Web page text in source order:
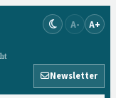
A- A+
Newsletter